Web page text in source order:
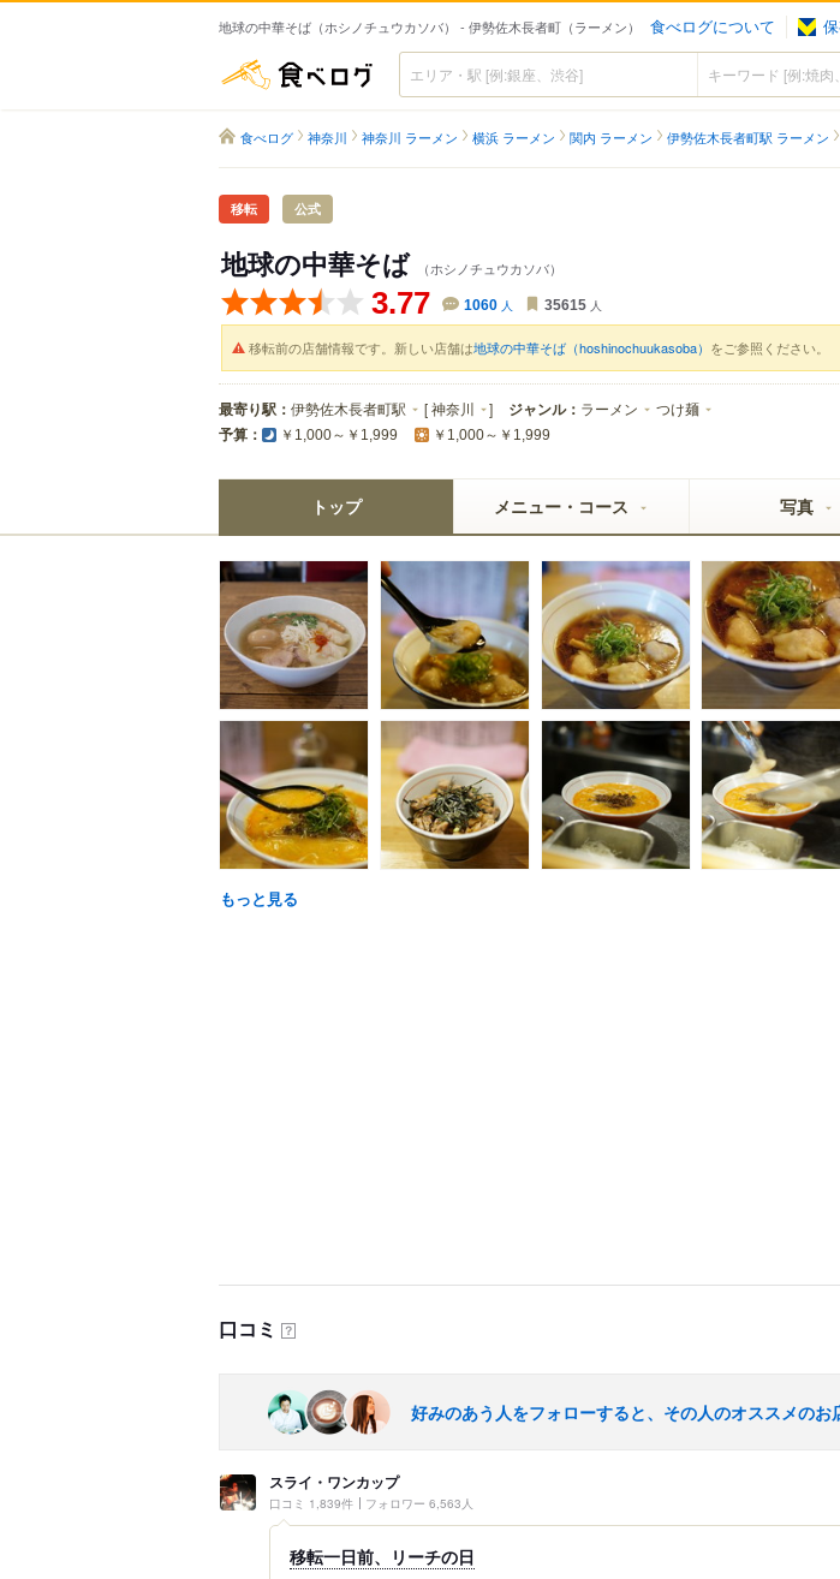
地球の中華そば（ホシノチュウカソバ） - 伊勢佐木長者町（ラーメン） 食べログについて
食べログ
食べログ 神奈川 神奈川 ラーメン 横浜 ラーメン 関内 ラーメン 伊勢佐木長者町駅 ラーメン
移転 公式
地球の中華そば （ホシノチュウカソバ）
3.77 1060 人 35615 人
移転前の店舗情報です。新しい店舗は地球の中華そば（hoshinochuukasoba） をご参照ください。
最寄り駅： 伊勢佐木長者町駅 [神奈川 ] ジャンル： ラーメン つけ麺
予算： ￥1,000～￥1,999 ￥1,000～￥1,999
トップ メニュー・コース 写真
もっと見る
口コミ ？
好みのあう人をフォローすると、その人のオススメのお
スライ・ワンカップ
口コミ 1,839件 フォロワー 6,563人
移転一日前、リーチの日